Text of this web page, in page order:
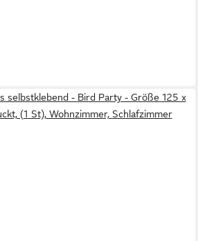
selbstklebend - Bird Party - Größe 125 x
(1 St), Wohnzimmer, Schlafzimmer